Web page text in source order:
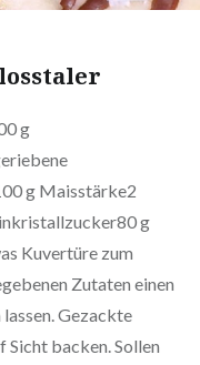
g
g Maisstärke2
g
Kuvertüre zum
Zutaten einen
Gezackte
Sicht backen. Sollen